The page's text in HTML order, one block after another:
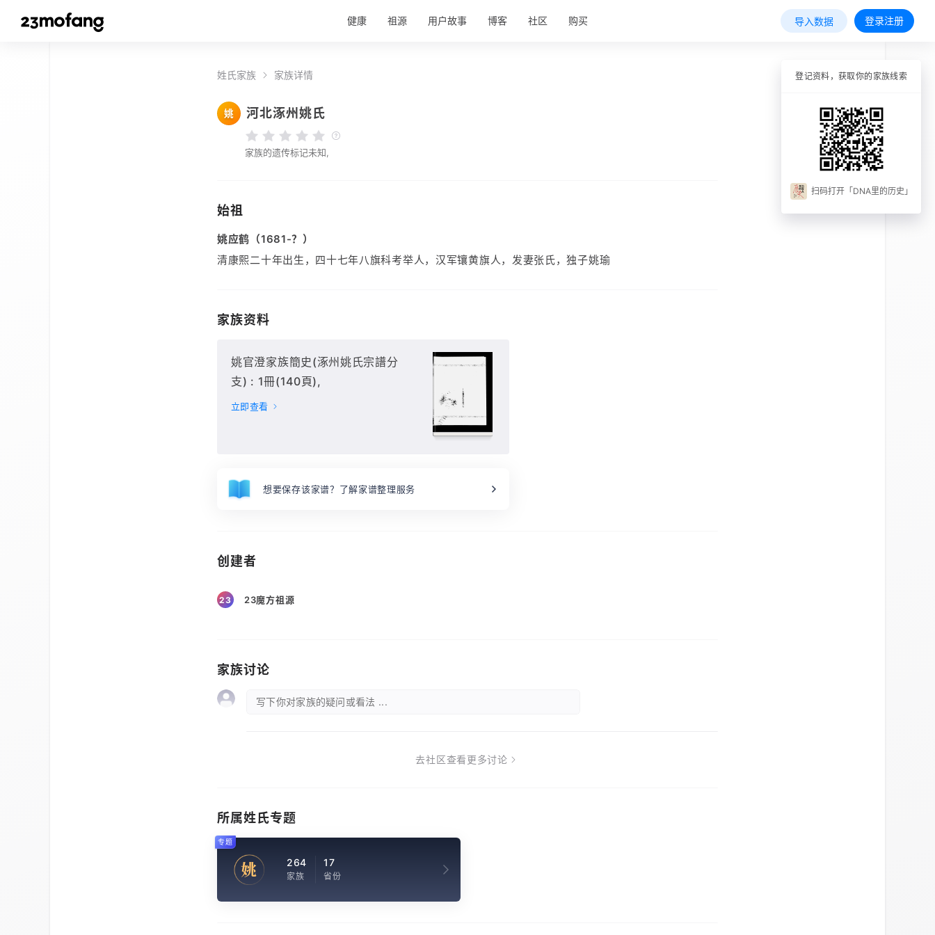
健康 祖源 用户故事 博客 社区 购买 导入数据 登录注册
姓氏家族 家族详情
姚 河北涿州姚氏
家族的遗传标记未知,
始祖
姚应鹤（1681-？）
清康熙二十年出生，四十七年八旗科考举人，汉军镶黄旗人，发妻张氏，独子姚瑜
家族资料
姚官澄家族簡史(涿州姚氏宗譜分
支) : 1冊(140頁),
立即查看
想要保存该家谱？了解家谱整理服务
创建者
23 23魔方祖源
家族讨论
写下你对家族的疑问或看法 ...
去社区查看更多讨论
所属姓氏专题
姚 264
家族
17
省份
专题
登记资料，获取你的家族线索
扫码打开「DNA里的历史」